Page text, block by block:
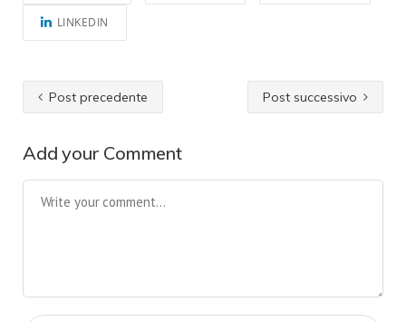
LINKEDIN
Post precedente Post successivo
Add your Comment